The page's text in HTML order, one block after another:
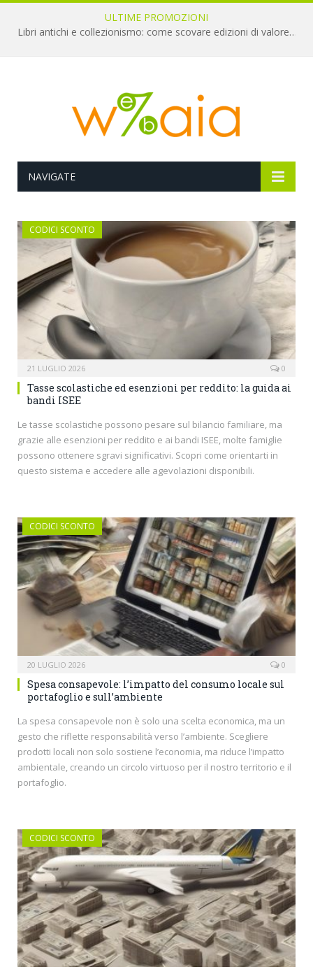
ULTIME PROMOZIONI
Libri antichi e collezionismo: come scovare edizioni di valore a pochi euro
NAVIGATE
CODICI SCONTO
21 LUGLIO 2026 0
Tasse scolastiche ed esenzioni per reddito: la guida ai
bandi ISEE
Le tasse scolastiche possono pesare sul bilancio familiare, ma
grazie alle esenzioni per reddito e ai bandi ISEE, molte famiglie
possono ottenere sgravi significativi. Scopri come orientarti in
questo sistema e accedere alle agevolazioni disponibili.
CODICI SCONTO
20 LUGLIO 2026 0
Spesa consapevole: l’impatto del consumo locale sul
portafoglio e sull’ambiente
La spesa consapevole non è solo una scelta economica, ma un
gesto che riflette responsabilità verso l’ambiente. Scegliere
prodotti locali non solo sostiene l’economia, ma riduce l’impatto
ambientale, creando un circolo virtuoso per il nostro territorio e il
portafoglio.
CODICI SCONTO